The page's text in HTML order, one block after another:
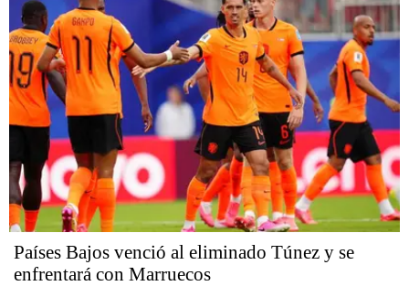
Países Bajos venció al eliminado Túnez y se
enfrentará con Marruecos